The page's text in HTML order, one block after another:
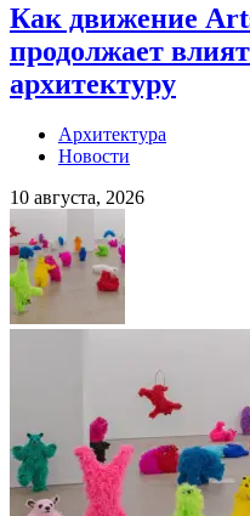
Как движение
продолжает
архитектуру
Архитектура
Новости
10 августа, 2026